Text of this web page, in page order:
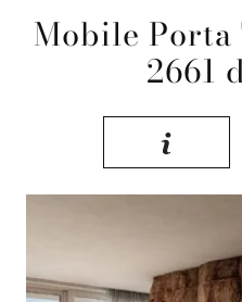
Mobile Porta
2661